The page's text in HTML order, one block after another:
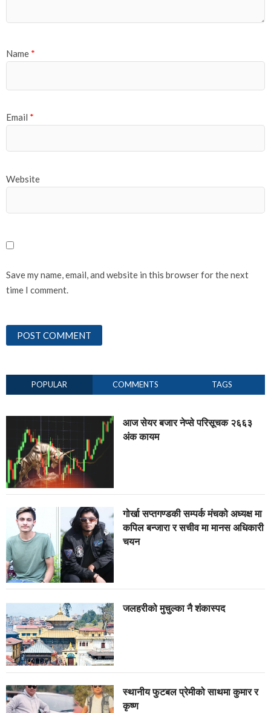
Name *
Email *
Website
Save my name, email, and website in this browser for the next
time I comment.
POPULAR COMMENTS TAGS
आज सेयर बजार नेप्से परिसूचक २६६३
अंक कायम
गोर्खा सप्तगण्डकी सम्पर्क मंचको अध्यक्ष मा
कपिल बन्जारा र सचीव मा मानस अधिकारी
चयन
जलहरीको मुचुल्का नै शंंकास्पद
स्थानीय फुटबल प्रेमीको साथमा कुमार र
कृष्ण